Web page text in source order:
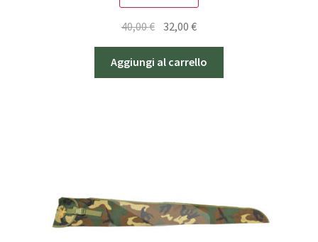
40,00€
originale
era:
32,00€Il
attuale
è:
Aggiungi al carrello